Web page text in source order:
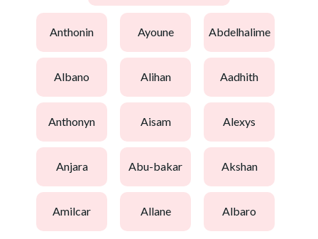
anthonin ayoune abdelhalime
albano alihan aadhith
anthonyn aisam alexys
anjara abu-bakar akshan
amilcar allane albaro